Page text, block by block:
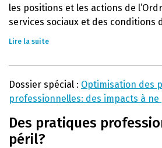
les positions et les actions de
services sociaux et des conditions
Lire la suite
Dossier spécial : Optimisation des
professionnelles: des impacts à
Des pratiques
péril?